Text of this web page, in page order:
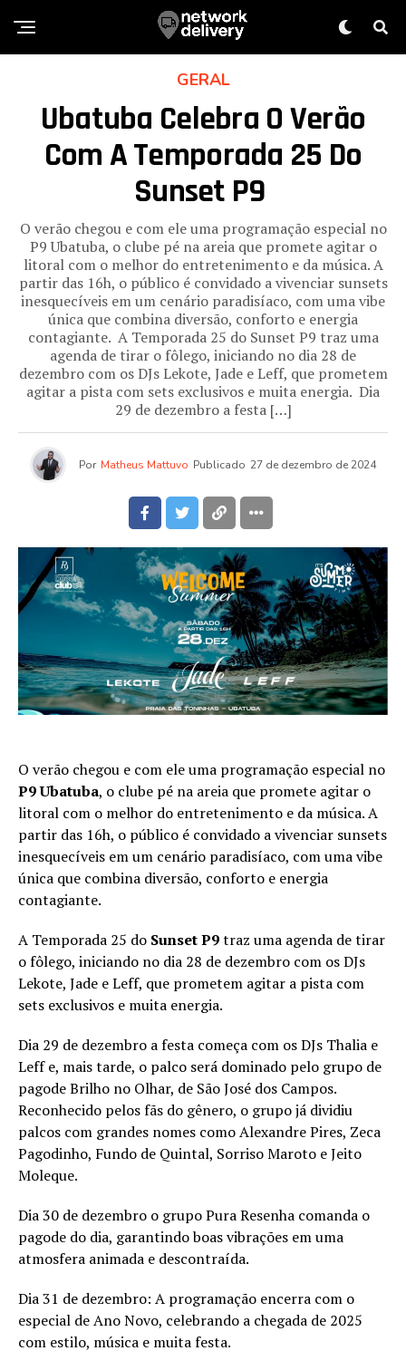
GERAL
Ubatuba Celebra O Verão
Com A Temporada 25 Do
Sunset P9
O verão chegou e com ele uma programação especial no
P9 Ubatuba, o clube pé na areia que promete agitar o
litoral com o melhor do entretenimento e da música. A
partir das 16h, o público é convidado a vivenciar sunsets
inesquecíveis em um cenário paradisíaco, com uma vibe
única que combina diversão, conforto e energia
contagiante. A Temporada 25 do Sunset P9 traz uma
agenda de tirar o fôlego, iniciando no dia 28 de
dezembro com os DJs Lekote, Jade e Leff, que prometem
agitar a pista com sets exclusivos e muita energia. Dia
29 de dezembro a festa […]
Por Matheus Mattuvo Publicado 27 de dezembro de 2024
O verão chegou e com ele uma programação especial no
P9 Ubatuba, o clube pé na areia que promete agitar o
litoral com o melhor do entretenimento e da música. A
partir das 16h, o público é convidado a vivenciar sunsets
inesquecíveis em um cenário paradisíaco, com uma vibe
única que combina diversão, conforto e energia
contagiante.
A Temporada 25 do Sunset P9traz uma agenda de tirar
o fôlego, iniciando no dia 28 de dezembro com os DJs
Lekote, Jade e Leff, que prometem agitar a pista com
sets exclusivos e muita energia.
Dia 29 de dezembro a festa começa com os DJs Thalia e
Leff e, mais tarde, o palco será dominado pelo grupo de
pagode Brilho no Olhar, de São José dos Campos.
Reconhecido pelos fãs do gênero, o grupo já dividiu
palcos com grandes nomes como Alexandre Pires, Zeca
Pagodinho, Fundo de Quintal, Sorriso Maroto e Jeito
Moleque.
Dia 30 de dezembro o grupo Pura Resenha comanda o
pagode do dia, garantindo boas vibrações em uma
atmosfera animada e descontraída.
Dia 31 de dezembro: A programação encerra com o
especial de Ano Novo, celebrando a chegada de 2025
com estilo, música e muita festa.